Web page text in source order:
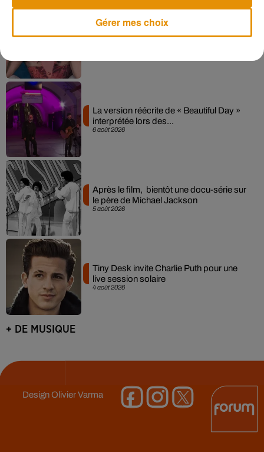
6 août 2026
La version réécrite de « Beautiful Day »
interprétée lors des...
5 août 2026
Après le film, bientôt une docu-série sur
le père de Michael Jackson
4 août 2026
Tiny Desk invite Charlie Puth pour une
live session solaire
+ DE MUSIQUE
DesignOlivier Varma
Gérer mes choix